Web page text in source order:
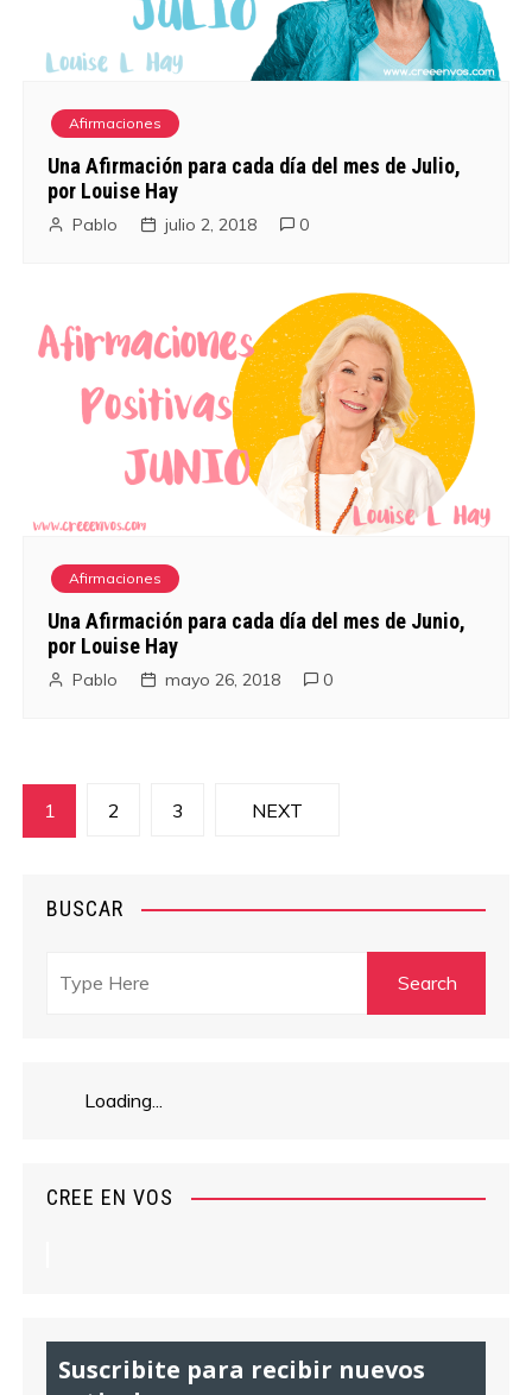
Afirmaciones
Una Afirmación para cada día del mes de Julio,
por Louise Hay
Pablo julio 2, 2018 0
Afirmaciones
Una Afirmación para cada día del mes de Junio,
por Louise Hay
Pablo mayo 26, 2018 0
N1 2 3 NEXT
BUSCAR
Loading...
CREE EN VOS
Suscribite para recibir nuevos